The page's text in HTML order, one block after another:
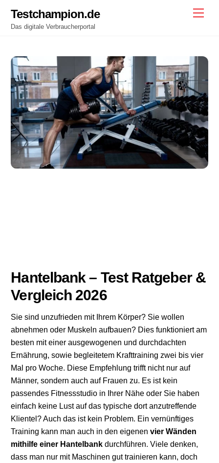
content
Testchampion.de
Das digitale Verbraucherportal
Hantelbank – Test Ratgeber &
Vergleich 2026
Sie sind unzufrieden mit Ihrem Körper? Sie wollen
abnehmen oder Muskeln aufbauen? Dies funktioniert am
besten mit einer ausgewogenen und durchdachten
Ernährung, sowie begleitetem Krafttraining zwei bis vier
Mal pro Woche. Diese Empfehlung trifft nicht nur auf
Männer, sondern auch auf Frauen zu. Es ist kein
passendes Fitnessstudio in Ihrer Nähe oder Sie haben
einfach keine Lust auf das typische dort anzutreffende
Klientel? Auch das ist kein Problem. Ein vernünftiges
Training kann man auch in den eigenenvier Wänden
mithilfe einer Hantelbank durchführen. Viele denken,
dass man nur mit Maschinen gut trainieren kann, doch